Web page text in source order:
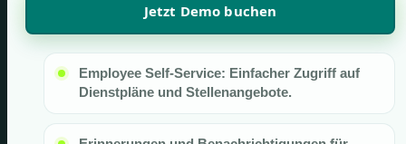
Jetzt Demo buchen
Employee Self-Service: Einfacher Zugriff auf
Dienstpläne und Stellenangebote.